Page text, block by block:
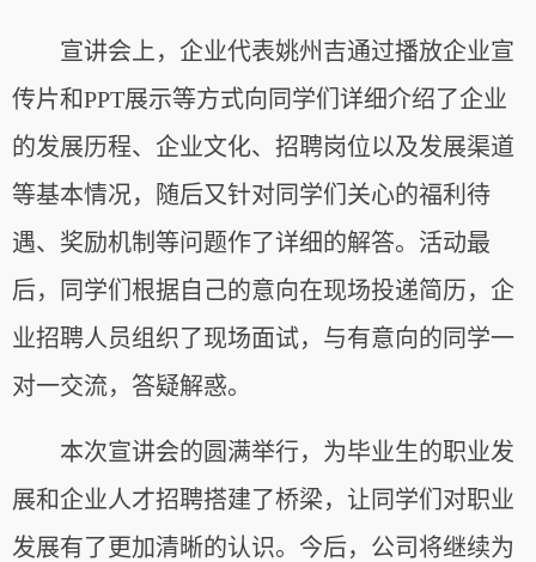
宣讲会上，企业代表姚州吉通过播放企业宣
传片和PPT展示等方式向同学们详细介绍了企业
的发展历程、企业文化、招聘岗位以及发展渠道
等基本情况，随后又针对同学们关心的福利待
遇、奖励机制等问题作了详细的解答。活动最
后，同学们根据自己的意向在现场投递简历，企
业招聘人员组织了现场面试，与有意向的同学一
对一交流，答疑解惑。
本次宣讲会的圆满举行，为毕业生的职业发
展和企业人才招聘搭建了桥梁，让同学们对职业
发展有了更加清晰的认识。今后，公司将继续为